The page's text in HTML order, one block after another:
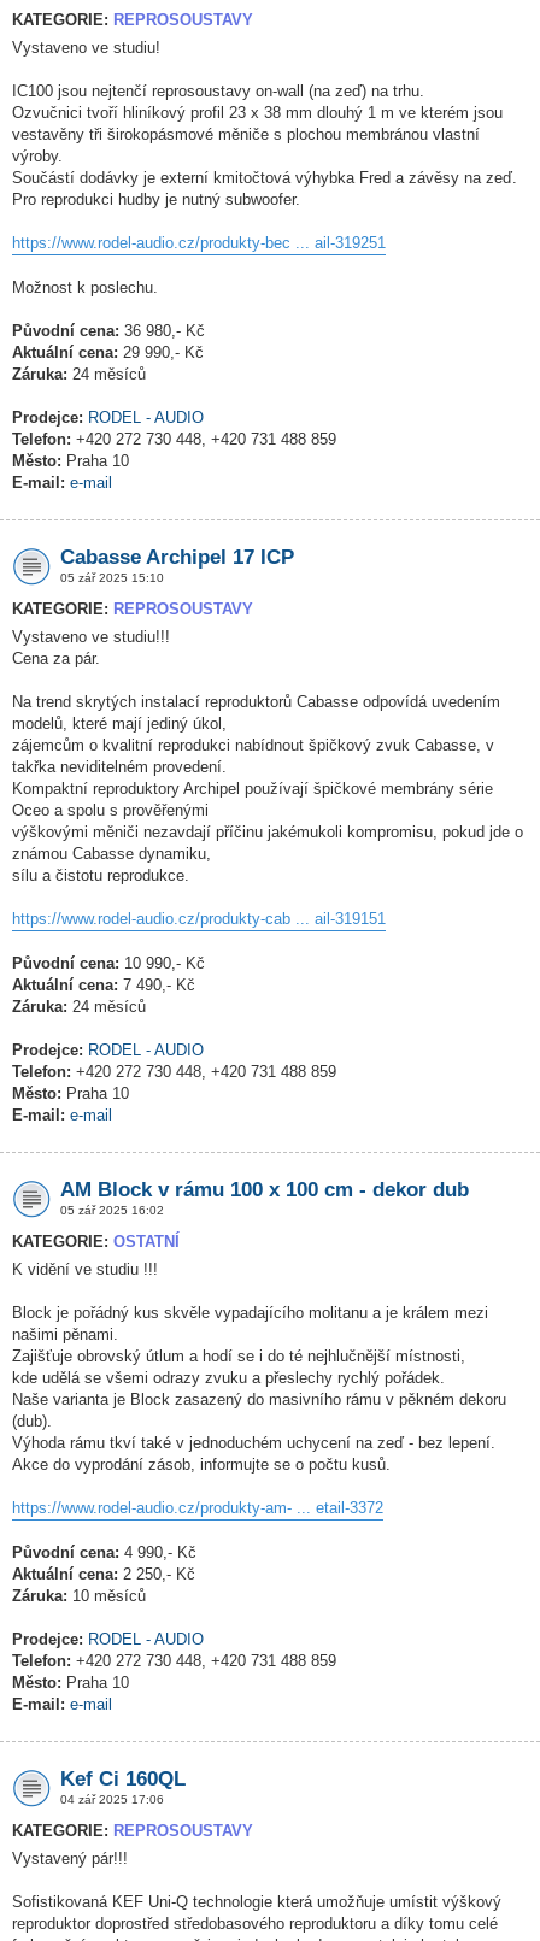
KATEGORIE: REPROSOUSTAVY
Vystaveno ve studiu!
IC100 jsou nejtenčí reprosoustavy on-wall (na zeď) na trhu.
Ozvučnici tvoří hliníkový profil 23 x 38 mm dlouhý 1 m ve kterém jsou
vestavěny tři širokopásmové měniče s plochou membránou vlastní
výroby.
Součástí dodávky je externí kmitočtová výhybka Fred a závěsy na zeď.
Pro reprodukci hudby je nutný subwoofer.
https://www.rodel-audio.cz/produkty-bec ... ail-319251
Možnost k poslechu.
Původní cena: 36 980,- Kč
Aktuální cena: 29 990,- Kč
Záruka: 24 měsíců
Prodejce: RODEL - AUDIO
Telefon: +420 272 730 448, +420 731 488 859
Město: Praha 10
E-mail: e-mail
Cabasse Archipel 17 ICP
05 zář 2025 15:10
KATEGORIE: REPROSOUSTAVY
Vystaveno ve studiu!!!
Cena za pár.
Na trend skrytých instalací reproduktorů Cabasse odpovídá uvedením
modelů, které mají jediný úkol,
zájemcům o kvalitní reprodukci nabídnout špičkový zvuk Cabasse, v
takřka neviditelném provedení.
Kompaktní reproduktory Archipel používají špičkové membrány série
Oceo a spolu s prověřenými
výškovými měniči nezavdají příčinu jakémukoli kompromisu, pokud jde o
známou Cabasse dynamiku,
sílu a čistotu reprodukce.
https://www.rodel-audio.cz/produkty-cab ... ail-319151
Původní cena: 10 990,- Kč
Aktuální cena: 7 490,- Kč
Záruka: 24 měsíců
Prodejce: RODEL - AUDIO
Telefon: +420 272 730 448, +420 731 488 859
Město: Praha 10
E-mail: e-mail
AM Block v rámu 100 x 100 cm - dekor dub
05 zář 2025 16:02
KATEGORIE: OSTATNÍ
K vidění ve studiu !!!
Block je pořádný kus skvěle vypadajícího molitanu a je králem mezi
našimi pěnami.
Zajišťuje obrovský útlum a hodí se i do té nejhlučnější místnosti,
kde udělá se všemi odrazy zvuku a přeslechy rychlý pořádek.
Naše varianta je Block zasazený do masivního rámu v pěkném dekoru
(dub).
Výhoda rámu tkví také v jednoduchém uchycení na zeď - bez lepení.
Akce do vyprodání zásob, informujte se o počtu kusů.
https://www.rodel-audio.cz/produkty-am- ... etail-3372
Původní cena: 4 990,- Kč
Aktuální cena: 2 250,- Kč
Záruka: 10 měsíců
Prodejce: RODEL - AUDIO
Telefon: +420 272 730 448, +420 731 488 859
Město: Praha 10
E-mail: e-mail
Kef Ci 160QL
04 zář 2025 17:06
KATEGORIE: REPROSOUSTAVY
Vystavený pár!!!
Sofistikovaná KEF Uni-Q technologie která umožňuje umístit výškový
reproduktor doprostřed středobasového reproduktoru a díky tomu celé